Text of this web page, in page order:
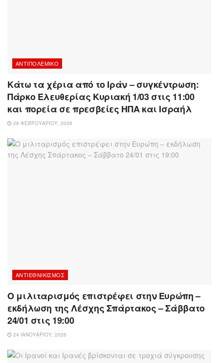
ΑΝΤΙΠΟΛΕΜΙΚΌ
Κάτω τα χέρια από το Ιράν – συγκέντρωση:
Πάρκο Ελευθερίας Κυριακή 1/03 στις 11:00
και πορεία σε πρεσβείες ΗΠΑ και Ισραήλ
28 ΦΕΒΡΟΥΑΡΊΟΥ, 2026
ΑΝΤΙΕΘΝΙΚΙΣΜΌΣ
Ο μιλιταρισμός επιστρέφει στην Ευρώπη –
εκδήλωση της Λέσχης Σπάρτακος – Σάββατο
24/01 στις 19:00
24 ΙΑΝΟΥΑΡΊΟΥ, 2026